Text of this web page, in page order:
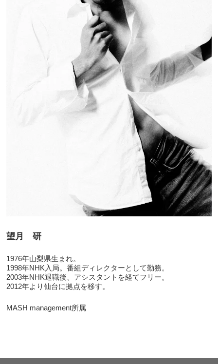
望月 研
1976年山梨県生まれ。
1998年NHK入局。番組ディレクターとして勤務。
2003年NHK退職後、アシスタントを経てフリー。
2012年より仙台に拠点を移す。
MASH management所属